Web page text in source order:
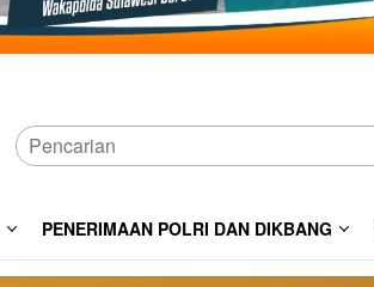
PENERIMAAN POLRI DAN DIKBANG